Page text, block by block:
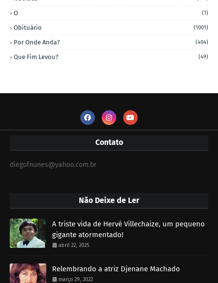
O (1)
Obituário (1001)
Por Onde Anda? (404)
Que Fim Levou? (49)
Contato
diegofnunes@yahoo.com.br
Não Deixe de Ler
A triste vida de Hervé Villechaize, um pequeno
gigante atormentado!
abril 22, 2025
Relembrando a atriz Djenane Machado
março 29, 2022